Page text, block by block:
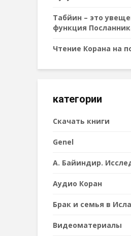
Табйин – это
функция
Чтение Корана на
категории
Cкачать книги
Genel
А. Байиндир.
Аудио Коран
Брак и семья в
Видеоматериалы